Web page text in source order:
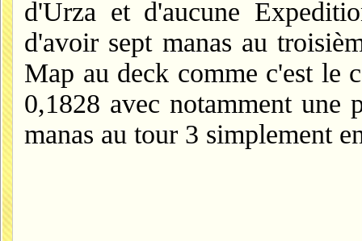
d'Urza et d'aucune
d'avoir sept manas au
Map au deck comme c'est le
0,1828 avec notamment une
manas au tour 3 simplement